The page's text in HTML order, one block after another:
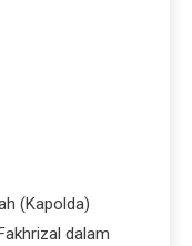
(Kapolda)
dalam